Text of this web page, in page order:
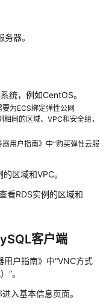
器。
统，例如CentOS。
为ECS绑定弹性公网
同的区域、VPC和安全组，
用户指南》中“购买弹性云服
区域和VPC。
看RDS实例的区域和
客户端
用户指南》中“VNC方式
”。
入基本信息页面。